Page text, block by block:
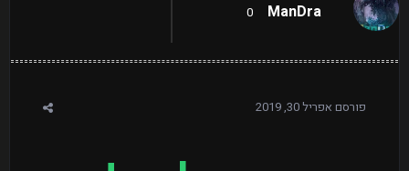
ManDra
0
פורסם אפריל 30, 2019